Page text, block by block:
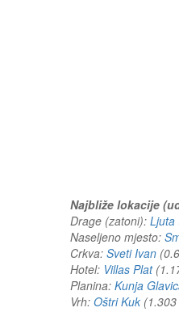
Najbliže lokacije
Drage (zatoni): Ljuta
Naseljeno mjesto:
Crkva: Sveti Ivan
Hotel: Villas Plat
Planina: Kunja
Vrh: Oštri Kuk